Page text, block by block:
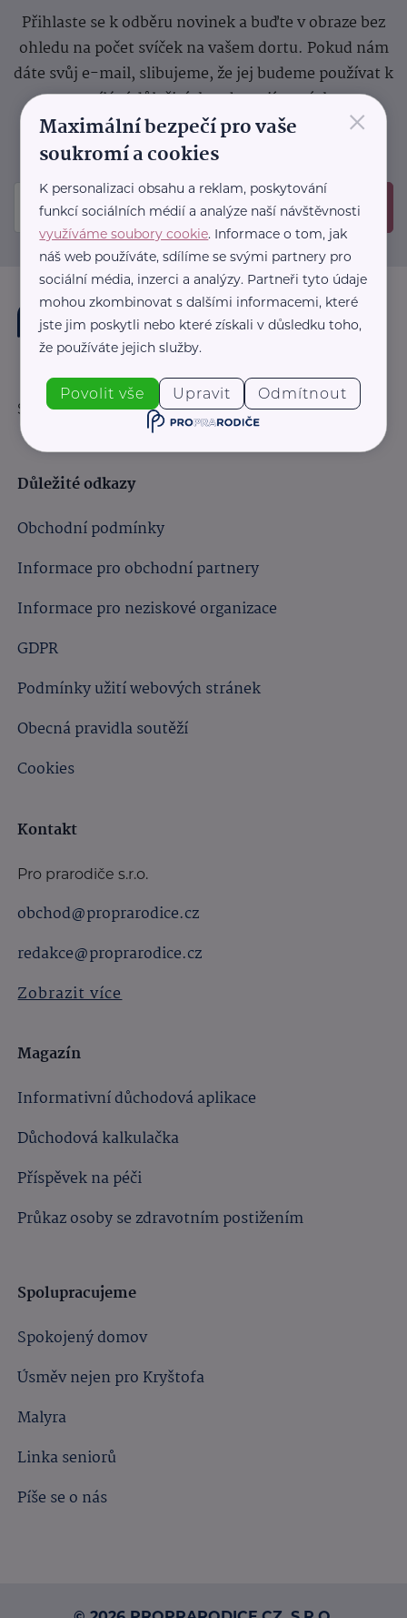
Přihlaste se k odběru novinek a buďte v obraze bez
ohledu na počet svíček na vašem dortu. Pokud nám
dáte svůj e-mail, slibujeme, že jej budeme používat k
zasílání důležitých nebo zajímavých
sdělení.Prosíme, zkontrolujte si svoji emailovou
schránku, kam jsme poslali potvrzovací e-mail.
Odeslat
Sledujte nás:
Důležité odkazy
Obchodní podmínky
Informace pro obchodní partnery
Informace pro neziskové organizace
GDPR
Podmínky užití webových stránek
Obecná pravidla soutěží
Cookies
Kontakt
Pro prarodiče s.r.o.
obchod@proprarodice.cz
redakce@proprarodice.cz
Zobrazit více
Magazín
Informativní důchodová aplikace
Důchodová kalkulačka
Příspěvek na péči
Průkaz osoby se zdravotním postižením
Spolupracujeme
Spokojený domov
Úsměv nejen pro Kryštofa
Malyra
Linka seniorů
Píše se o nás
×
Maximální bezpečí pro vaše
soukromí a cookies
K personalizaci obsahu a reklam, poskytování
funkcí sociálních médií a analýze naší návštěvnosti
využíváme soubory cookie. Informace o tom, jak
náš web používáte, sdílíme se svými partnery pro
sociální média, inzerci a analýzy. Partneři tyto údaje
mohou zkombinovat s dalšími informacemi, které
jste jim poskytli nebo které získali v důsledku toho,
že používáte jejich služby.
Povolit vše Upravit Odmítnout